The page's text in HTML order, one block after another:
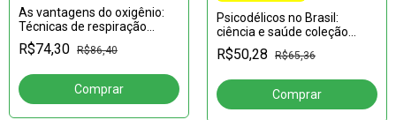
As vantagens do oxigênio:
Técnicas de respiração
cientificamente
comprovadas que
forma física
R$74,30 R$86,40
Psicodélicos no Brasil:
ciência e saúde coleção
psicodélicos no Brasil -
volume 01
R$50,28 R$65,36